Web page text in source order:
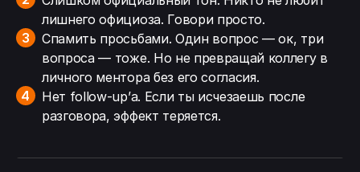
лишнего официоза. Говори просто.
Спамить просьбами. Один вопрос — ок, три
вопроса — тоже. Но не превращай коллегу в
личного ментора без его согласия.
Нет follow-up’а. Если ты исчезаешь после
разговора, эффект теряется.